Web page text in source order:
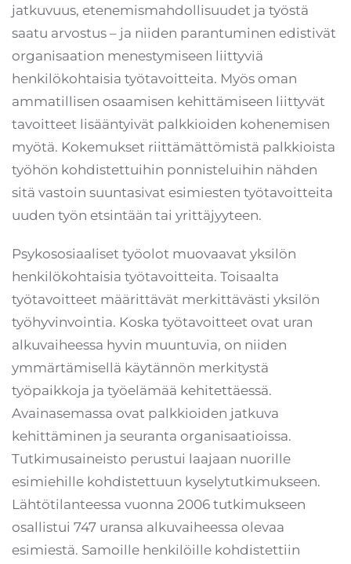
jatkuvuus, etenemismahdollisuudet ja työstä
saatu arvostus – ja niiden parantuminen edistivät
organisaation menestymiseen liittyviä
henkilökohtaisia työtavoitteita. Myös oman
ammatillisen osaamisen kehittämiseen liittyvät
tavoitteet lisääntyivät palkkioiden kohenemisen
myötä. Kokemukset riittämättömistä palkkioista
työhön kohdistettuihin ponnisteluihin nähden
sitä vastoin suuntasivat esimiesten työtavoitteita
uuden työn etsintään tai yrittäjyyteen.
Psykososiaaliset työolot muovaavat yksilön
henkilökohtaisia työtavoitteita. Toisaalta
työtavoitteet määrittävät merkittävästi yksilön
työhyvinvointia. Koska työtavoitteet ovat uran
alkuvaiheessa hyvin muuntuvia, on niiden
ymmärtämisellä käytännön merkitystä
työpaikkoja ja työelämää kehitettäessä.
Avainasemassa ovat palkkioiden jatkuva
kehittäminen ja seuranta organisaatioissa.
Tutkimusaineisto perustui laajaan nuorille
esimiehille kohdistettuun kyselytutkimukseen.
Lähtötilanteessa vuonna 2006 tutkimukseen
osallistui 747 uransa alkuvaiheessa olevaa
esimiestä. Samoille henkilöille kohdistettiin